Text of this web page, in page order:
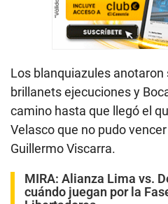
Los blanquiazules anotaron
brillanets ejecuciones y
camino hasta que llegó el
Velasco que no pudo
Guillermo Viscarra.
MIRA: Alianza Lima vs.
cuándo juegan por la